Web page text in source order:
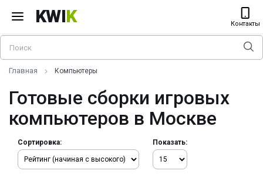
KWIK Контакты
Главная Компьютеры
Готовые сборки игровых
компьютеров в Москве
Сортировка: Показать: